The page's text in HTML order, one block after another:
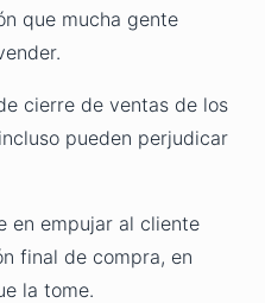
que mucha gente
cierre de ventas de los
pueden perjudicar
en empujar al cliente
final de compra, en
la tome.